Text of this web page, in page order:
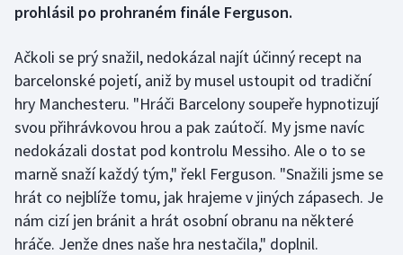
Futsal
Golf
Gymnastika
Házená
Jezdectví
Judo
prohlásil po prohraném finále Ferguson.
Ačkoli se prý snažil, nedokázal najít účinný recept na
barcelonské pojetí, aniž by musel ustoupit od tradiční
hry Manchesteru. "Hráči Barcelony soupeře hypnotizují
svou přihrávkovou hrou a pak zaútočí. My jsme navíc
nedokázali dostat pod kontrolu Messiho. Ale o to se
marně snaží každý tým," řekl Ferguson. "Snažili jsme se
hrát co nejblíže tomu, jak hrajeme v jiných zápasech. Je
nám cizí jen bránit a hrát osobní obranu na některé
hráče. Jenže dnes naše hra nestačila," doplnil.